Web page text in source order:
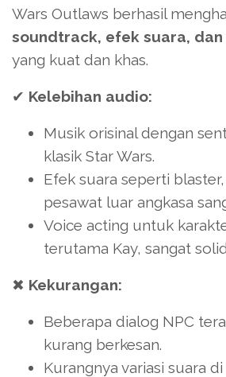
Wars Outlaws berhasil
soundtrack, efek suara,
yang kuat dan khas.
✔ Kelebihan audio:
Musik orisinal dengan
klasik Star Wars.
Efek suara seperti
pesawat luar angkasa
Voice acting untuk
terutama Kay, sangat
✖ Kekurangan:
Beberapa dialog NPC
kurang berkesan.
Kurangnya variasi suara